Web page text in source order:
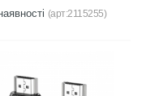
(арт:2115255)